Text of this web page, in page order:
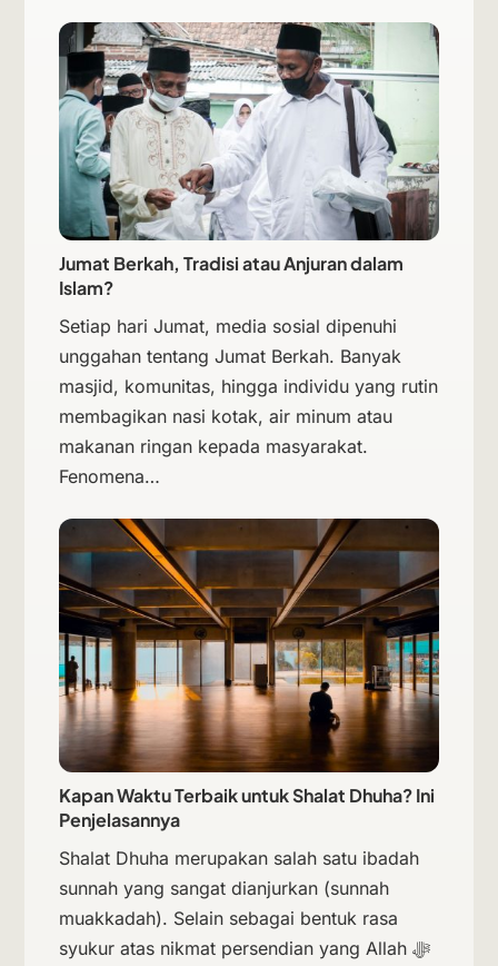
Jumat Berkah, Tradisi atau Anjuran dalam
Islam?
Setiap hari Jumat, media sosial dipenuhi
unggahan tentang Jumat Berkah. Banyak
masjid, komunitas, hingga individu yang rutin
membagikan nasi kotak, air minum atau
makanan ringan kepada masyarakat.
Fenomena…
Kapan Waktu Terbaik untuk Shalat Dhuha? Ini
Penjelasannya
Shalat Dhuha merupakan salah satu ibadah
sunnah yang sangat dianjurkan (sunnah
muakkadah). Selain sebagai bentuk rasa
syukur atas nikmat persendian yang Allah ﷻ